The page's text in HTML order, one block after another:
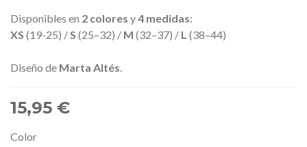
Disponibles en 2 colores y4 medidas:
XS (19-25) /S (25–32) / M (32–37) / L (38–44)
Diseño de Marta Altés.
15,95 €
Color